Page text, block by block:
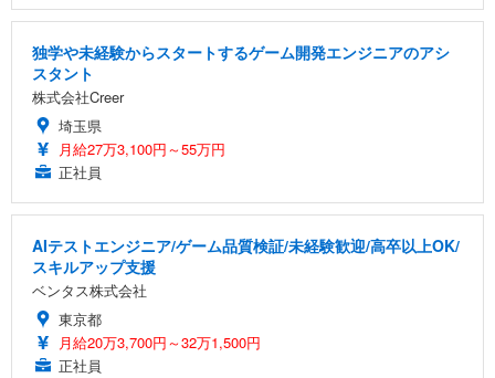
独学や未経験からスタートするゲーム開発エンジニアのアシ
スタント
株式会社Creer
埼玉県
月給27万3,100円～55万円
正社員
AIテストエンジニア/ゲーム品質検証/未経験歓迎/高卒以上OK/
スキルアップ支援
ベンタス株式会社
東京都
月給20万3,700円～32万1,500円
正社員